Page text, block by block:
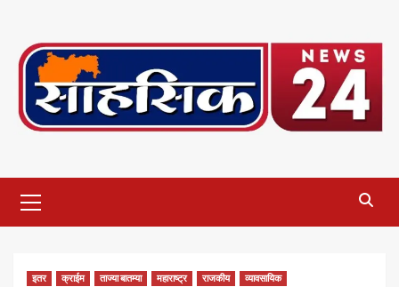
content
Menu
इतर क्राईम ताज्या बातम्या महाराष्ट्र राजकीय व्यावसायिक